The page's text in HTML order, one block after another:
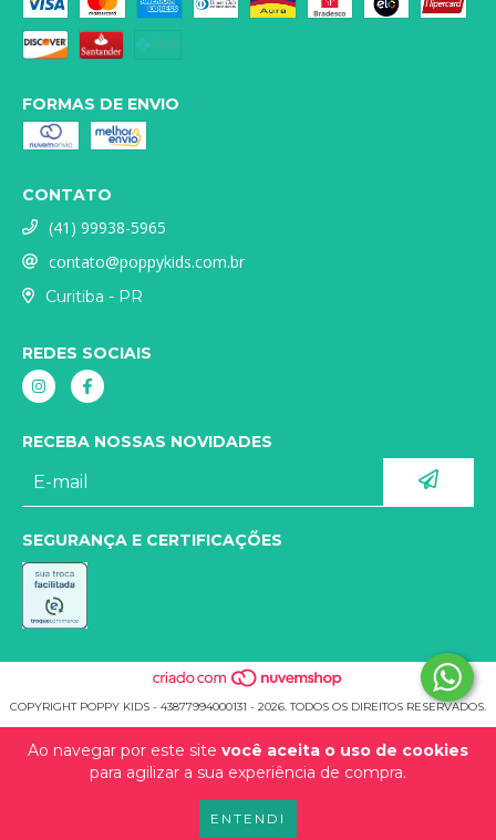
Ao navegar por este site você aceita o uso de cookies
para agilizar a sua experiência de compra.
ENTENDI
FORMAS DE ENVIO
CONTATO
(41) 99938-5965
contato@poppykids.com.br
Curitiba - PR
REDES SOCIAIS
RECEBA NOSSAS NOVIDADES
SEGURANÇA E CERTIFICAÇÕES
COPYRIGHT POPPY KIDS - 43877994000131 - 2026. TODOS OS DIREITOS RESERVADOS.